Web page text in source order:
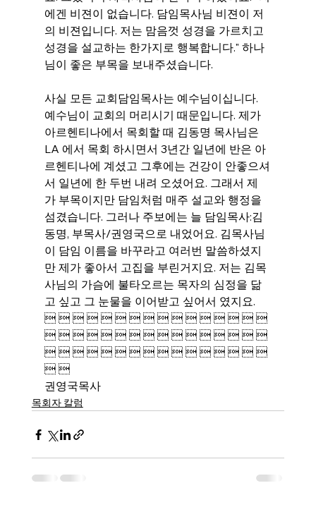
에겐 비젼이 없습니다. 담임목사님 비젼이 저
의 비젼입니다. 저는 맘음껏 성경을 가르치고
성경을 설교하는 한가지로 행복합니다." 하나
님이 좋은 부목을 보내주셨습니다.
사실 모든 교회담임목사는 예수님이십니다.
예수님이 교회의 머리시기 때문입니다. 제가
아르헨티나에서 목회할 때 김동명 목사님은
LA 에서 목회 하시면서 3년간 일년에 반은 아
르헨티나에 계셨고 그후에는 건강이 안좋으셔
서 일년에 한 두번 내려 오셨어요. 그래서 제
가 부목이지만 담임처럼 매주 설교와 행정을
섬겼습니다. 그러나 주보에는 늘 담임목사:김
동명, 부목사/권영국으로 내었어요. 김목사님
이 담임 이름을 바꾸라고 여러번 말씀하셨지
만 제가 좋아서 고집을 부린거지요. 저는 김목
사님의 가슴에 불타오르는 목자의 심정을 닮
고 싶고 그 눈물을 이어받고 싶어서 였지요.
               
               
               
 
권영국목사
목회자 칼럼